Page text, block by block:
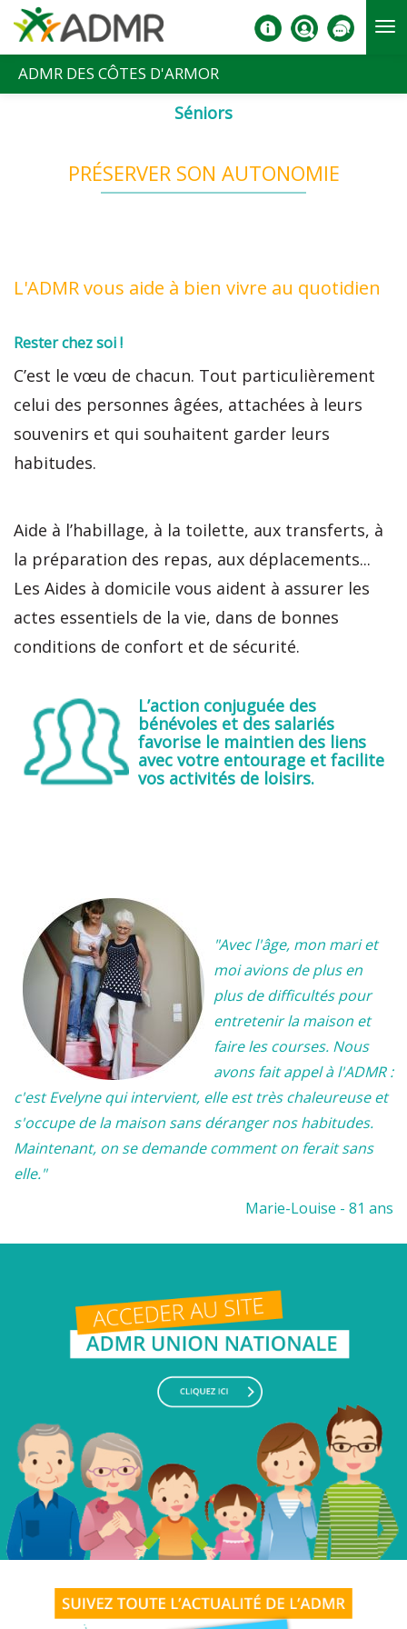
Aller au contenu principal
ADMR DES CÔTES D'ARMOR
Séniors
PRÉSERVER SON AUTONOMIE
L'ADMR vous aide à bien vivre au quotidien
Rester chez soi !
C’est le vœu de chacun. Tout particulièrement
celui des personnes âgées, attachées à leurs
souvenirs et qui souhaitent garder leurs
habitudes.
Aide à l’habillage, à la toilette, aux transferts, à
la préparation des repas, aux déplacements...
Les Aides à domicile vous aident à assurer les
actes essentiels de la vie, dans de bonnes
conditions de confort et de sécurité.
L’action conjuguée des
bénévoles et des salariés
favorise le maintien des liens
avec votre entourage et facilite
vos activités de loisirs.
"Avec l'âge, mon mari et
moi avions de plus en
plus de difficultés pour
entretenir la maison et
faire les courses. Nous
avons fait appel à l'ADMR :
c'est Evelyne qui intervient, elle est très chaleureuse et
s'occupe de la maison sans déranger nos habitudes.
Maintenant, on se demande comment on ferait sans
elle."
Marie-Louise - 81 ans